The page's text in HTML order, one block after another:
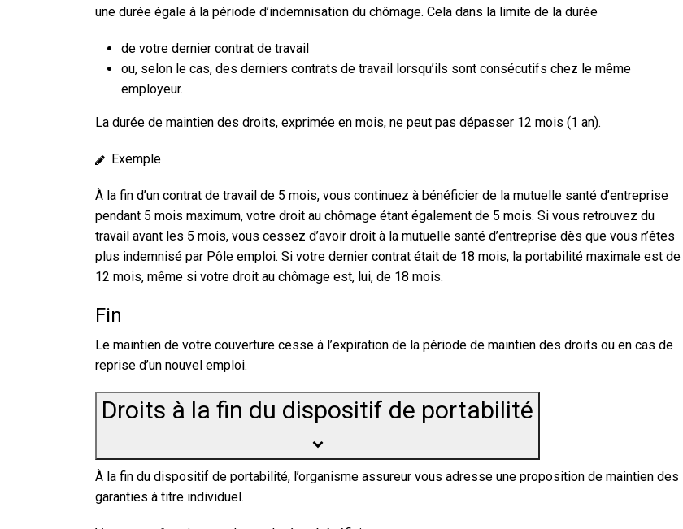
une durée égale à la période d’indemnisation du chômage. Cela dans la limite de la durée
de votre dernier contrat de travail
ou, selon le cas, des derniers contrats de travail lorsqu’ils sont consécutifs chez le même
employeur.
La durée de maintien des droits, exprimée en mois, ne peut pas dépasser 12 mois (1 an).
Exemple
À la fin d’un contrat de travail de 5 mois, vous continuez à bénéficier de la mutuelle santé d’entreprise
pendant 5 mois maximum, votre droit au chômage étant également de 5 mois. Si vous retrouvez du
travail avant les 5 mois, vous cessez d’avoir droit à la mutuelle santé d’entreprise dès que vous n’êtes
plus indemnisé par Pôle emploi. Si votre dernier contrat était de 18 mois, la portabilité maximale est de
12 mois, même si votre droit au chômage est, lui, de 18 mois.
Fin
Le maintien de votre couverture cesse à l’expiration de la période de maintien des droits ou en cas de
reprise d’un nouvel emploi.
Droits à la fin du dispositif de portabilité
À la fin du dispositif de portabilité, l’organisme assureur vous adresse une proposition de maintien des
garanties à titre individuel.